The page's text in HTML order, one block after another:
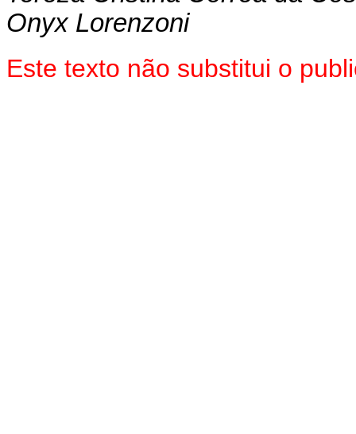
Onyx Lorenzoni
Este texto não substitui o